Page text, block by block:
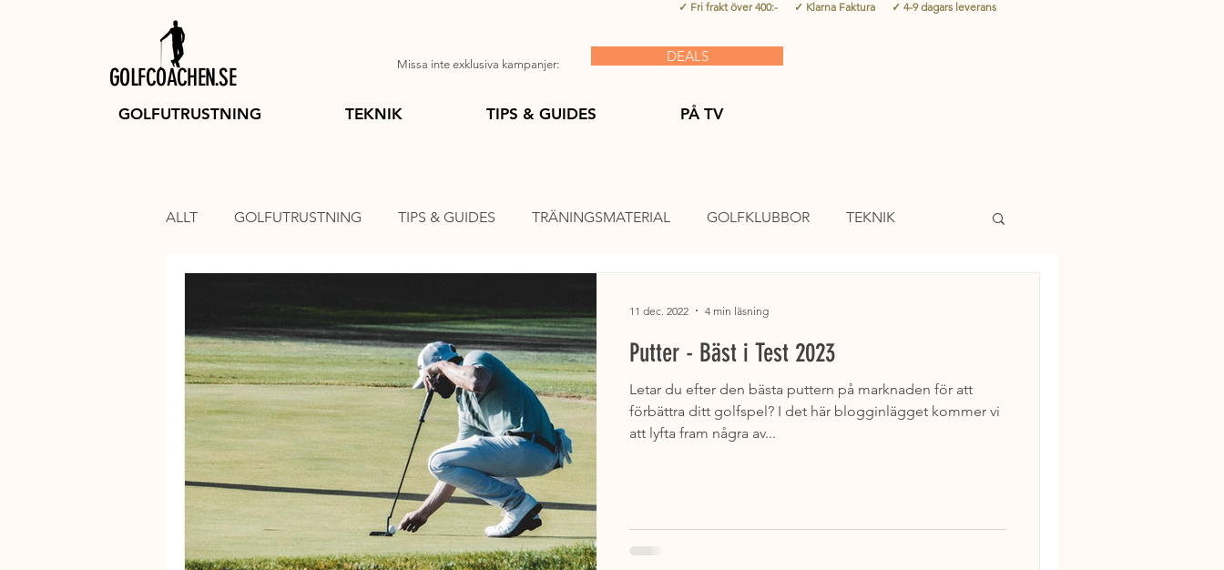
GOLFUTRUSTNING TEKNIK TIPS & GUIDES PÅ TV
GOLFCOACHEN.SE
✓ Fri frakt över 400:- ✓ Klarna Faktura ✓ 4-9 dagars leverans
Missa inte exklusiva kampanjer: DEALS
ALLT GOLFUTRUSTNING TIPS & GUIDES TRÄNINGSMATERIAL GOLFKLUBBOR TEKNIK
SVINGTRÄNING GOLFKLÄDER PÅ TV MEST LÄST Putter - Bäst i Test 2023
Letar du efter den bästa puttern på marknaden för att
förbättra ditt golfspel? I det här blogginlägget kommer vi
att lyfta fram några av...
11 dec. 2022 4 min läsning